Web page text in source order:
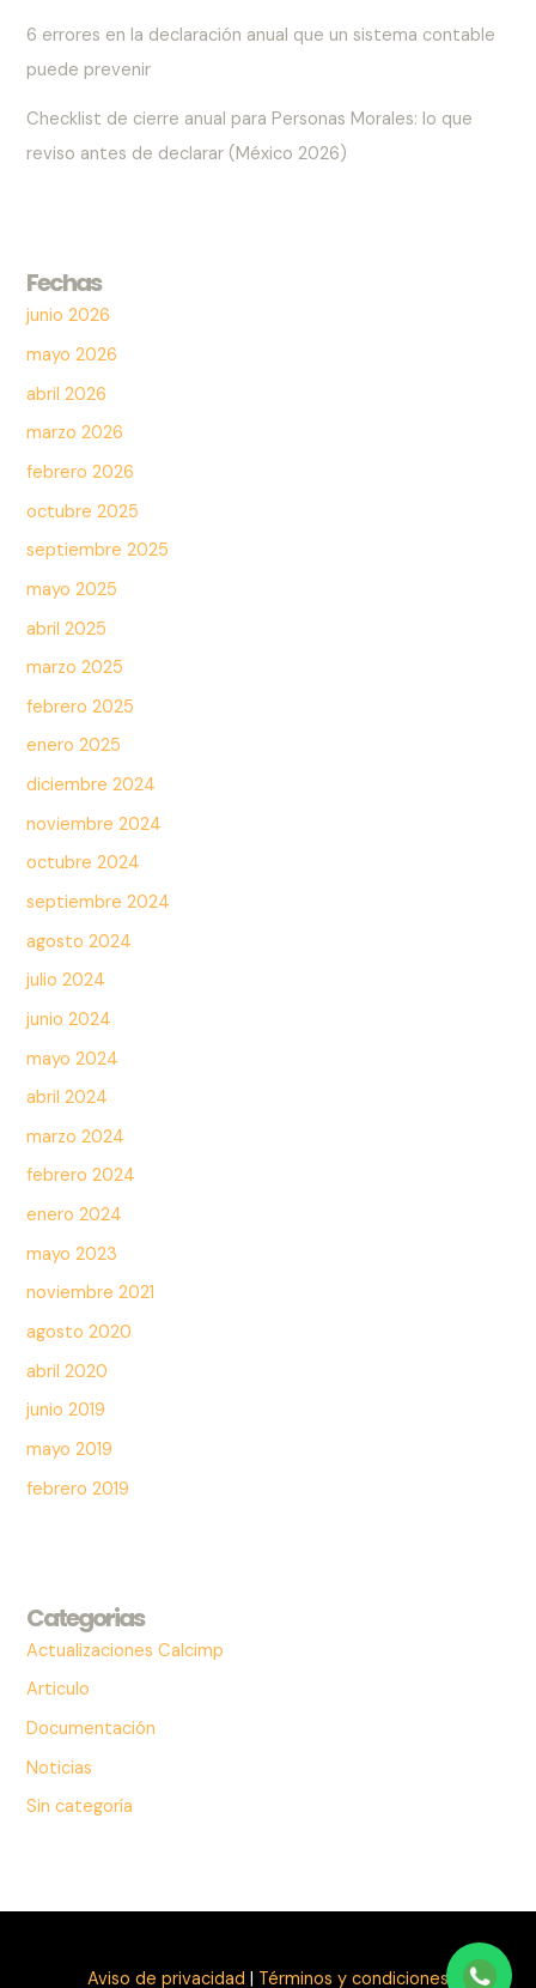
6 errores en la declaración anual que un sistema contable
puede prevenir
Checklist de cierre anual para Personas Morales: lo que
reviso antes de declarar (México 2026)
Fechas
junio 2026
mayo 2026
abril 2026
marzo 2026
febrero 2026
octubre 2025
septiembre 2025
mayo 2025
abril 2025
marzo 2025
febrero 2025
enero 2025
diciembre 2024
noviembre 2024
octubre 2024
septiembre 2024
agosto 2024
julio 2024
junio 2024
mayo 2024
abril 2024
marzo 2024
febrero 2024
enero 2024
mayo 2023
noviembre 2021
agosto 2020
abril 2020
junio 2019
mayo 2019
febrero 2019
Categorias
Actualizaciones Calcimp
Articulo
Documentación
Noticias
Sin categoría
Aviso de privacidad Términos y condiciones